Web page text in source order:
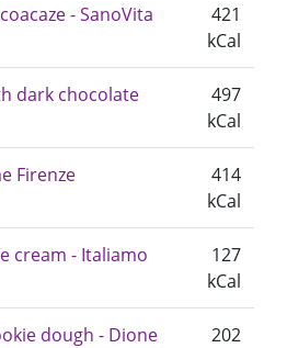
- SanoVita
421
kCal
dark chocolate
497
kCal
Firenze
414
kCal
cream - Italiamo
127
kCal
dough - Dione
202